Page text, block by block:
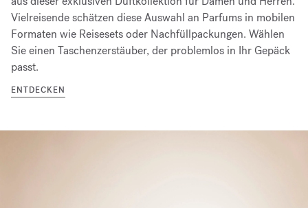
Vielreisende schätzen diese Auswahl an Parfums in mobilen
Formaten wie Reisesets oder Nachfüllpackungen. Wählen
Sie einen Taschenzerstäuber, der problemlos in Ihr Gepäck
passt.
ENTDECKEN